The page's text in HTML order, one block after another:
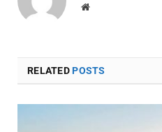
Website
RELATEDPOSTS